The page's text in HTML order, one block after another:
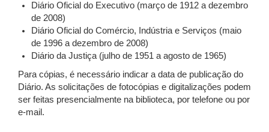
Diário Oficial do Executivo (março de 1912 a dezembro
de 2008)
Diário Oficial do Comércio, Indústria e Serviços (maio
de 1996 a dezembro de 2008)
Diário da Justiça (julho de 1951 a agosto de 1965)
Para cópias, é necessário indicar a data de publicação do
Diário. As solicitações de fotocópias e digitalizações podem
ser feitas presencialmente na biblioteca, por telefone ou por
e-mail.